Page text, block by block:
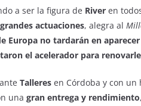
a ser la figura de River en
actuaciones, alegra al
Europa no tardarán en aparecer
el acelerador para
ante Talleres en Córdoba y con
una gran entrega y rendimiento,